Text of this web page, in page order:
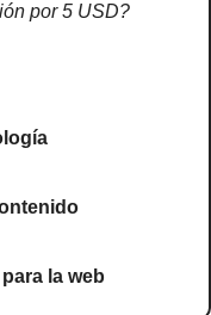
por 5 USD?
la web